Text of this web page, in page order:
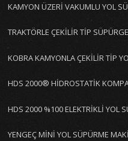
KAMYON ÜZERİ VAKUMLU YOL
TRAKTÖRLE ÇEKİLİR TİP
KOBRA KAMYONLA ÇEKİLİR TİP
HDS 2000® HİDROSTATİK
HDS 2000 %100 ELEKTRİKLİ YOL
YENGEÇ MİNİ YOL SÜPÜRME